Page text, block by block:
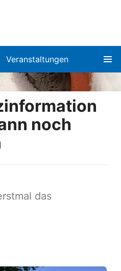
Veranstaltungen
noch
das